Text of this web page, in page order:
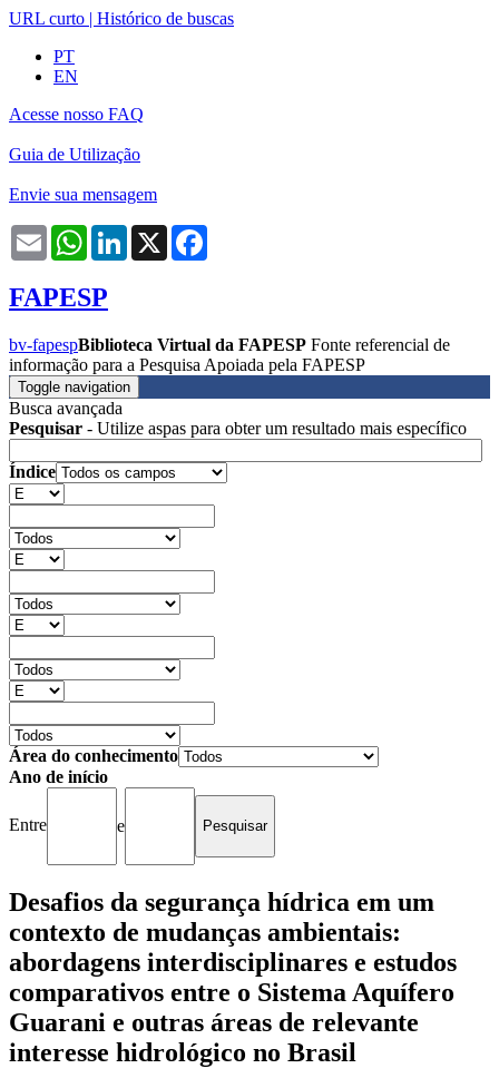
URL curto | Histórico de buscas
PT
EN
Acesse nosso FAQ
Guia de Utilização
Envie sua mensagem
Email WhatsAppLinkedIn
X
FAPESP
bv-fapespBiblioteca Virtual da FAPESP Fonte referencial de
informação para a Pesquisa Apoiada pela FAPESP
Toggle navigation
Busca avançada
Pesquisar - Utilize aspas para obter um resultado mais específico
Índice
Área do conhecimento
Ano de início
Entre e
Desafios da segurança hídrica em um
contexto de mudanças ambientais:
abordagens interdisciplinares e estudos
comparativos entre o Sistema Aquífero
Guarani e outras áreas de relevante
interesse hidrológico no Brasil